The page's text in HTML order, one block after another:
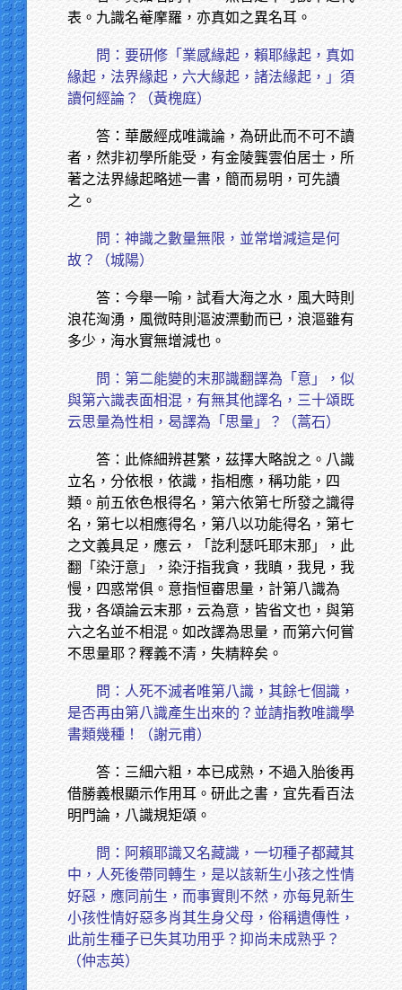
表。九識名菴摩羅，亦真如之異名耳。
問：要研修「業感緣起，賴耶緣起，真如
緣起，法界緣起，六大緣起，諸法緣起，」須
讀何經論？（黃槐庭）
答：華嚴經成唯識論，為研此而不可不讀
者，然非初學所能受，有金陵龔雲伯居士，所
著之法界緣起略述一書，簡而易明，可先讀
之。
問：神識之數量無限，並常增減這是何
故？（城陽）
答：今舉一喻，試看大海之水，風大時則
浪花洶湧，風微時則漚波漂動而已，浪漚雖有
多少，海水實無增減也。
問：第二能變的末那識翻譯為「意」，似
與第六識表面相混，有無其他譯名，三十頌既
云思量為性相，曷譯為「思量」？（蒿石）
答：此條細辨甚繁，茲擇大略說之。八識
立名，分依根，依識，指相應，稱功能，四
類。前五依色根得名，第六依第七所發之識得
名，第七以相應得名，第八以功能得名，第七
之文義具足，應云，「訖利瑟吒耶末那」，此
翻「染汙意」，染汙指我貪，我瞋，我見，我
慢，四惑常俱。意指恒審思量，計第八識為
我，各頌論云末那，云為意，皆省文也，與第
六之名並不相混。如改譯為思量，而第六何嘗
不思量耶？釋義不清，失精粹矣。
問：人死不滅者唯第八識，其餘七個識，
是否再由第八識產生出來的？並請指教唯識學
書類幾種！（謝元甫）
答：三細六粗，本已成熟，不過入胎後再
借勝義根顯示作用耳。研此之書，宜先看百法
明門論，八識規矩頌。
問：阿賴耶識又名藏識，一切種子都藏其
中，人死後帶同轉生，是以該新生小孩之性情
好惡，應同前生，而事實則不然，亦每見新生
小孩性情好惡多肖其生身父母，俗稱遺傳性，
此前生種子已失其功用乎？抑尚未成熟乎？
（仲志英）